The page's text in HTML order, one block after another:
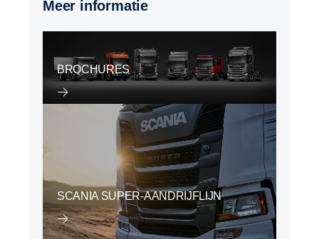
Meer informatie
BROCHURES
SCANIA SUPER-AANDRIJFLIJN